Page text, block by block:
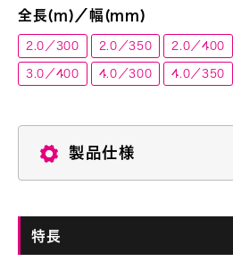
全長(m)／幅(mm)
2.0／300 2.0／350 2.0／400
3.0／400 4.0／300 4.0／350
製品仕様
特長